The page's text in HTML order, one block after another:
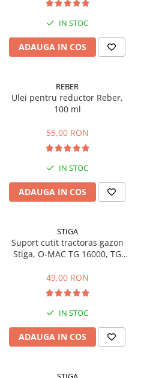
Accesorii echipamente curatenie
Unelte de gradinarit
Dispozitive de imprastiat si
semanat
Lopeti pentru zapada
Roabe si carucioare
Plase si folii pentru gradinarit
Alte unelte de gradinarit
Echipamente de protectie pentru
Casti de protectie
Ochelari de protectie
Electrice si Iluminat
Sisteme fotovoltaice
Prize & Prelungitoare
Constructii
Masini de taiat
Masini de taiat beton / asfalt
Masini de taiat gresie / faianta
Motodebitatoare
IN STOC
ADAUGA IN COS
REBER
Ulei pentru reductor Reber,
100 ml
55,00 RON
IN STOC
ADAUGA IN COS
STIGA
Suport cutit tractoras gazon
Stiga, O-MAC TG 16000, TG
49,00 RON
IN STOC
ADAUGA IN COS